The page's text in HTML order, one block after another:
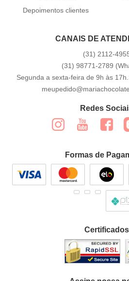
Depoimentos clientes
CANAIS DE
(31) 2112-
(31) 98771-2789
Segunda a sexta-feira de 9h às
Redes
Formas de
Certificados